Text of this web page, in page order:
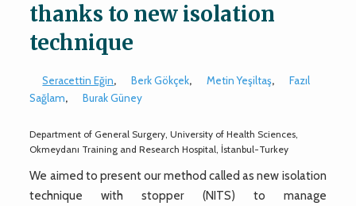
thanks to new isolation
technique
Seracettin Eğin, Berk Gökçek, Metin Yeşiltaş,
Fazıl
Sağlam, Burak Güney
Department of General Surgery, University of Health Sciences,
Okmeydanı Training and Research Hospital, İstanbul-Turkey
We aimed to present our method called as new isolation
technique with stopper (NITS) to manage